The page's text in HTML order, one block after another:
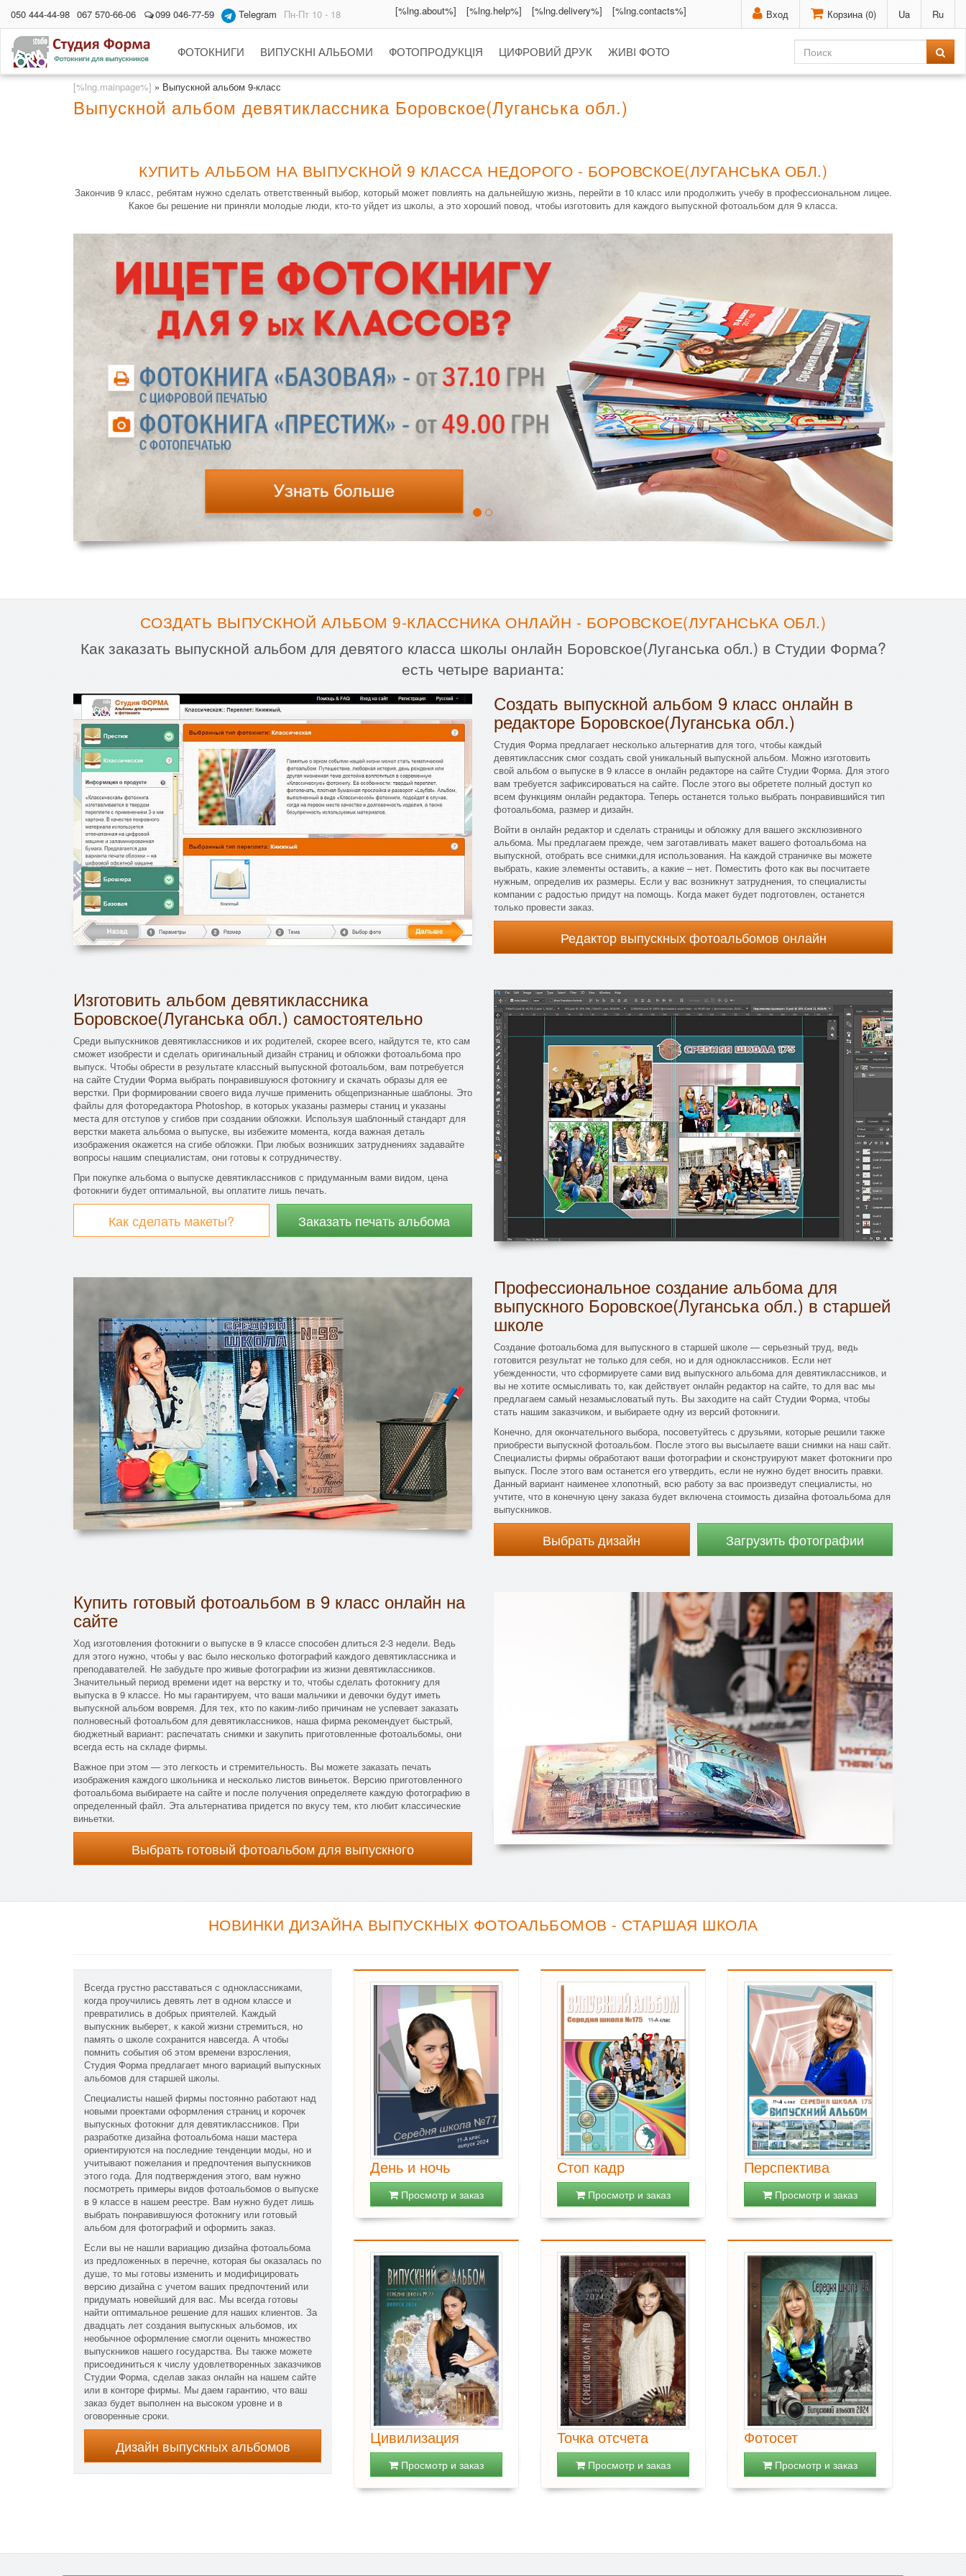
Вход Корзина (0) Ua Ru
050 444-44-98 067 570-66-06 099 046-77-59 Telegram Пн-Пт 10 - 18 [%lng.about%] [%lng.help%] [%lng.delivery%] [%lng.contacts%]
ФОТОКНИГИ ВИПУСКНІ АЛЬБОМИ ФОТОПРОДУКЦІЯ ЦИФРОВИЙ ДРУК ЖИВІ ФОТО
[%lng.mainpage%] » Выпускной альбом 9-класс
Выпускной альбом девятиклассника Боровское(Луганська обл.)
КУПИТЬ АЛЬБОМ НА ВЫПУСКНОЙ 9 КЛАССА НЕДОРОГО - БОРОВСКОЕ(ЛУГАНСЬКА ОБЛ.)
Закончив 9 класс, ребятам нужно сделать ответственный выбор, который может повлиять на дальнейшую жизнь, перейти в 10 класс или продолжить учебу в профессиональном лицее.
Какое бы решение ни приняли молодые люди, кто-то уйдет из школы, а это хороший повод, чтобы изготовить для каждого выпускной фотоальбом для 9 класса.
СОЗДАТЬ ВЫПУСКНОЙ АЛЬБОМ 9-КЛАССНИКА ОНЛАЙН - БОРОВСКОЕ(ЛУГАНСЬКА ОБЛ.)
Как заказать выпускной альбом для девятого класса школы онлайн Боровское(Луганська обл.) в Студии Форма?
есть четыре варианта:
Создать выпускной альбом 9 класс онлайн в
редакторе Боровское(Луганська обл.)
Студия Форма предлагает несколько альтернатив для того, чтобы каждый
девятиклассник смог создать свой уникальный выпускной альбом. Можно изготовить
свой альбом о выпуске в 9 классе в онлайн редакторе на сайте Студии Форма. Для этого
вам требуется зафиксироваться на сайте. После этого вы обретете полный доступ ко
всем функциям онлайн редактора. Теперь останется только выбрать понравившийся тип
фотоальбома, размер и дизайн.
Войти в онлайн редактор и сделать страницы и обложку для вашего эксклюзивного
альбома. Мы предлагаем прежде, чем заготавливать макет вашего фотоальбома на
выпускной, отобрать все снимки,для использования. На каждой страничке вы можете
выбрать, какие элементы оставить, а какие – нет. Поместить фото как вы посчитаете
нужным, определив их размеры. Если у вас возникнут затруднения, то специалисты
компании с радостью придут на помощь. Когда макет будет подготовлен, останется
только провести заказ.
Редактор выпускных фотоальбомов онлайн
Изготовить альбом девятиклассника
Боровское(Луганська обл.) самостоятельно
Среди выпускников девятиклассников и их родителей, скорее всего, найдутся те, кто сам
сможет изобрести и сделать оригинальный дизайн страниц и обложки фотоальбома про
выпуск. Чтобы обрести в результате классный выпускной фотоальбом, вам потребуется
на сайте Студии Форма выбрать понравившуюся фотокнигу и скачать образы для ее
верстки. При формировании своего вида лучше применить общепризнанные шаблоны. Это
файлы для фоторедактора Photoshop, в которых указаны размеры станиц и указаны
места для отступов у сгибов при создании обложки. Используя шаблонный стандарт для
верстки макета альбома о выпуске, вы избежите момента, когда важная деталь
изображения окажется на сгибе обложки. При любых возникших затруднениях задавайте
вопросы нашим специалистам, они готовы к сотрудничеству.
При покупке альбома о выпуске девятиклассников с придуманным вами видом, цена
фотокниги будет оптимальной, вы оплатите лишь печать.
Как сделать макеты? Заказать печать альбома
Профессиональное создание альбома для
выпускного Боровское(Луганська обл.) в старшей
школе
Создание фотоальбома для выпускного в старшей школе — серьезный труд, ведь
готовится результат не только для себя, но и для одноклассников. Если нет
убежденности, что сформируете сами вид выпускного альбома для девятиклассников, и
вы не хотите осмысливать то, как действует онлайн редактор на сайте, то для вас мы
предлагаем самый незамысловатый путь. Вы заходите на сайт Студии Форма, чтобы
стать нашим заказчиком, и выбираете одну из версий фотокниги.
Конечно, для окончательного выбора, посоветуйтесь с друзьями, которые решили также
приобрести выпускной фотоальбом. После этого вы высылаете ваши снимки на наш сайт.
Специалисты фирмы обработают ваши фотографии и сконструируют макет фотокниги про
выпуск. После этого вам останется его утвердить, если не нужно будет вносить правки.
Данный вариант наименее хлопотный, всю работу за вас произведут специалисты, но
учтите, что в конечную цену заказа будет включена стоимость дизайна фотоальбома для
выпускников.
Выбрать дизайн Загрузить фотографии
Купить готовый фотоальбом в 9 класс онлайн на
сайте
Ход изготовления фотокниги о выпуске в 9 классе способен длиться 2-3 недели. Ведь
для этого нужно, чтобы у вас было несколько фотографий каждого девятиклассника и
преподавателей. Не забудьте про живые фотографии из жизни девятиклассников.
Значительный период времени идет на верстку и то, чтобы сделать фотокнигу для
выпуска в 9 классе. Но мы гарантируем, что ваши мальчики и девочки будут иметь
выпускной альбом вовремя. Для тех, кто по каким-либо причинам не успевает заказать
полновесный фотоальбом для девятиклассников, наша фирма рекомендует быстрый,
бюджетный вариант: распечатать снимки и закупить приготовленные фотоальбомы, они
всегда есть на складе фирмы.
Важное при этом — это легкость и стремительность. Вы можете заказать печать
изображения каждого школьника и несколько листов виньеток. Версию приготовленного
фотоальбома выбираете на сайте и после получения определяете каждую фотографию в
определенный файл. Эта альтернатива придется по вкусу тем, кто любит классические
виньетки.
Выбрать готовый фотоальбом для выпускного
НОВИНКИ ДИЗАЙНА ВЫПУСКНЫХ ФОТОАЛЬБОМОВ - СТАРШАЯ ШКОЛА
Всегда грустно расставаться с одноклассниками,
когда проучились девять лет в одном классе и
превратились в добрых приятелей. Каждый
выпускник выберет, к какой жизни стремиться, но
память о школе сохранится навсегда. А чтобы
помнить события об этом времени взросления,
Студия Форма предлагает много вариаций выпускных
альбомов для старшей школы.
Специалисты нашей фирмы постоянно работают над
новыми проектами оформления страниц и корочек
выпускных фотокниг для девятиклассников. При
разработке дизайна фотоальбома наши мастера
ориентируются на последние тенденции моды, но и
учитывают пожелания и предпочтения выпускников
этого года. Для подтверждения этого, вам нужно
посмотреть примеры видов фотоальбомов о выпуске
в 9 классе в нашем реестре. Вам нужно будет лишь
выбрать понравившуюся фотокнигу или готовый
альбом для фотографий и оформить заказ.
Если вы не нашли вариацию дизайна фотоальбома
из предложенных в перечне, которая бы оказалась по
душе, то мы готовы изменить и модифицировать
версию дизайна с учетом ваших предпочтений или
придумать новейший для вас. Мы всегда готовы
найти оптимальное решение для наших клиентов. За
двадцать лет создания выпускных альбомов, их
необычное оформление смогли оценить множество
выпускников нашего государства. Вы также можете
присоединиться к числу удовлетворенных заказчиков
Студии Форма, сделав заказ онлайн на нашем сайте
или в конторе фирмы. Мы даем гарантию, что ваш
заказ будет выполнен на высоком уровне и в
оговоренные сроки.
Дизайн выпускных альбомов
День и ночь
Просмотр и заказ
Стоп кадр
Просмотр и заказ
Перспектива
Просмотр и заказ
Цивилизация
Просмотр и заказ
Точка отсчета
Просмотр и заказ
Фотосет
Просмотр и заказ